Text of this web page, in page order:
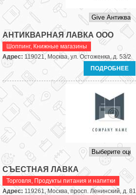
АНТИКВАРНАЯ ЛАВКА ООО
Шоппинг, Книжные магазины
Адрес: 119021, Москва, ул. Остоженка, д. 53/2
ПОДРОБНЕЕ
СЪЕСТНАЯ ЛАВКА
Торговля, Продукты питания и напитки
Адрес: 119261, Москва, просп. Ленинский, д. 81